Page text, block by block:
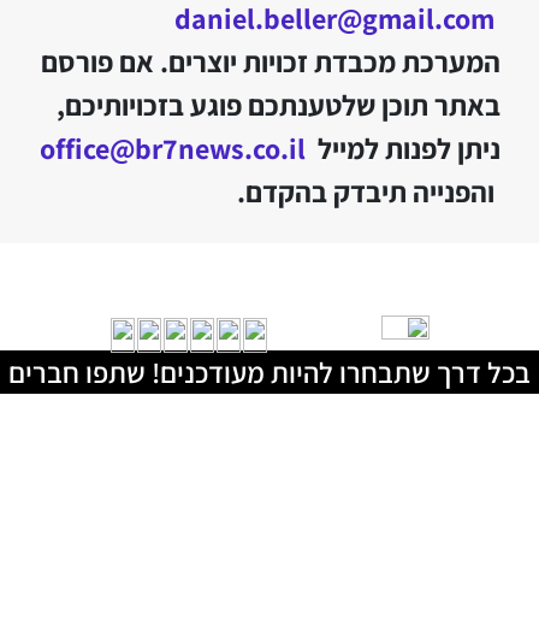
daniel.beller@gmail.com
המערכת מכבדת זכויות יוצרים. אם פורסם
באתר תוכן שלטענתכם פוגע בזכויותיכם,
ניתן לפנות למייל office@br7news.co.il
והפנייה תיבדק בהקדם.
בכל דרך שתבחרו להיות מעודכנים! שתפו חברים